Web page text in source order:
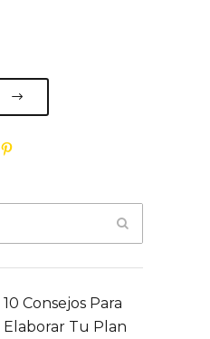
10 Consejos Para
Elaborar Tu Plan